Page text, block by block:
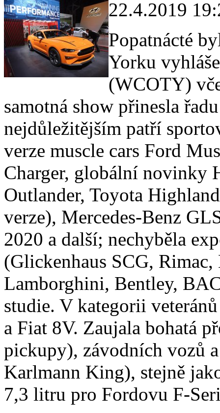
22.4.2019
Popatnácté
Yorku
(WCOTY)
samotná show přinesla
nejdůležitějším patří
verze muscle cars Ford
Charger, globální novinky
Outlander, Toyota
verze), Mercedes-Benz
2020 a další; nechyběla
(Glickenhaus SCG,
Lamborghini, Bentley,
studie. V kategorii
a Fiat 8V. Zaujala bohatá
pickupy), závodních vozů
Karlmann King), stejně
7,3 litru pro Fordovu F-